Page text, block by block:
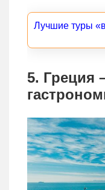
Лучшие туры
5. Греция